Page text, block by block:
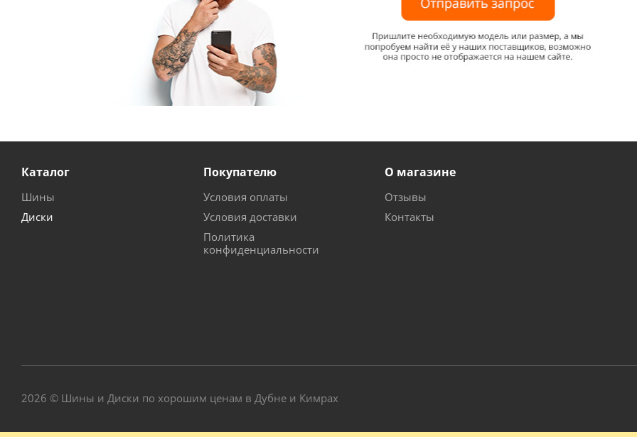
Каталог
Шины
Диски
Покупателю
Условия оплаты
Условия доставки
Политика
конфиденциальности
О магазине
Отзывы
Контакты
2026 © Шины и Диски по хорошим ценам в Дубне и Кимрах